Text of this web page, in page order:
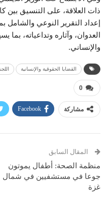
ذات العلاقة، على التنسيق بين
إعداد التقرير النوعي
العدوان، وآثاره وتداعياته،
والإنساني.
القضايا الحقوقية والإنسانية
0
مشاركة Facebook
المقال السابق
منظمة الصحة: أطفال يموتون
جوعا في مستشفيين في شمال
غزة